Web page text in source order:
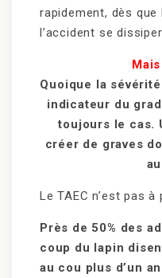
rapidement, dès
l’accident se
Quoique la
indicateur du
toujours le cas.
créer de graves
Le TAEC n’est pas
Près de 50% des
coup du lapin
au cou plus d’un